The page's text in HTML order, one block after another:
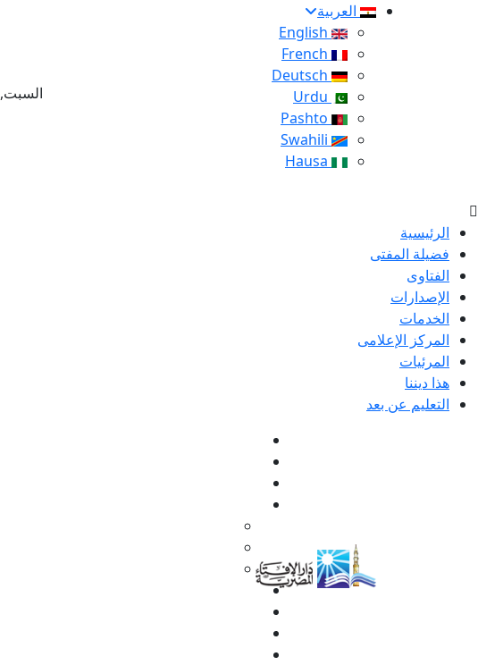
العربية
السبت, 08 أغسطس 2026 – 25 صفر 1448 هـ
الرئيسية
فضيلة المفتى
الفتاوى
الإصدارات
الخدمات
المركز الإعلامى
المرئيات
هذا ديننا
التعليم عن بعد